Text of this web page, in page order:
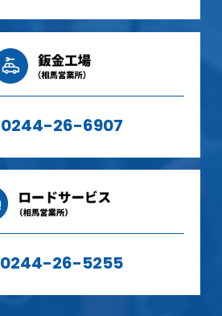
0244-26-6907
0244-26-5255